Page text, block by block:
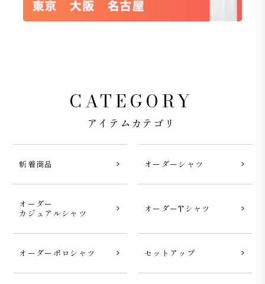
CATEGORY
アイテムカテゴリ
新着商品 オーダーシャツ
オーダー
カジュアルシャツ
オーダーTシャツ
オーダーポロシャツ セットアップ